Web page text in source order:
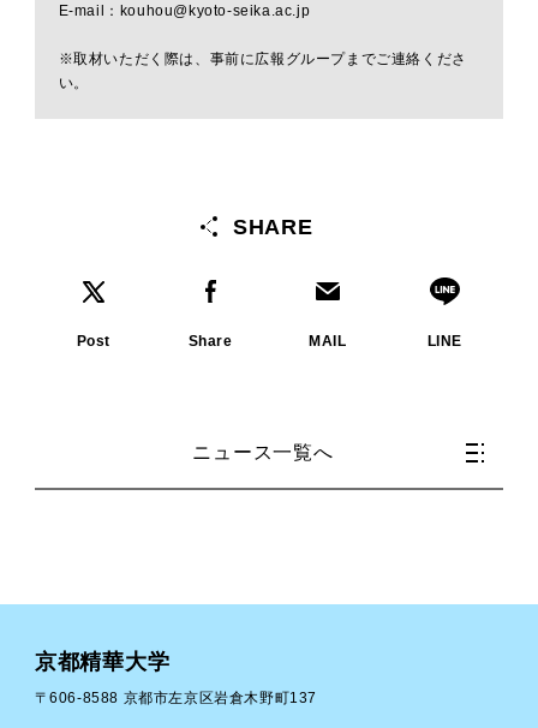
E-mail：kouhou@kyoto-seika.ac.jp
※取材いただく際は、事前に広報グループまでご連絡くださ
い。
SHARE
Post Share MAIL LINE
ニュース一覧へ
京都精華大学
〒606-8588 京都市左京区岩倉木野町137